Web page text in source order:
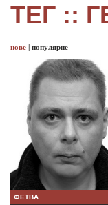
ТЕГ ::
нове | популярне
ФЕТВА